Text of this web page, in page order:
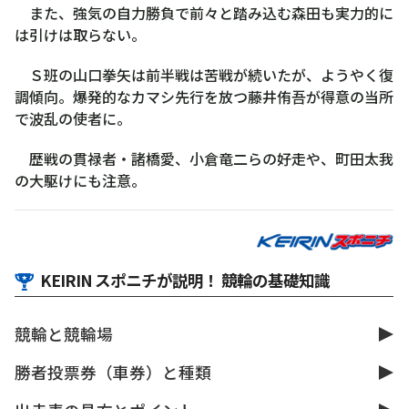
また、強気の自力勝負で前々と踏み込む森田も実力的に
は引けは取らない。
Ｓ班の山口拳矢は前半戦は苦戦が続いたが、ようやく復
調傾向。爆発的なカマシ先行を放つ藤井侑吾が得意の当所
で波乱の使者に。
歴戦の貫禄者・諸橋愛、小倉竜二らの好走や、町田太我
の大駆けにも注意。
KEIRIN スポニチが説明！ 競輪の基礎知識
競輪と競輪場
勝者投票券（車券）と種類